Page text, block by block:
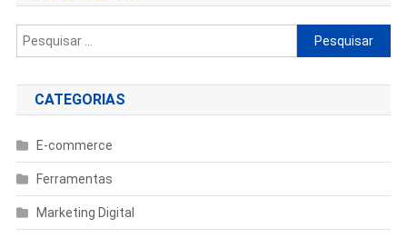
Pesquisar
por:
CATEGORIAS
E-commerce
Ferramentas
Marketing Digital